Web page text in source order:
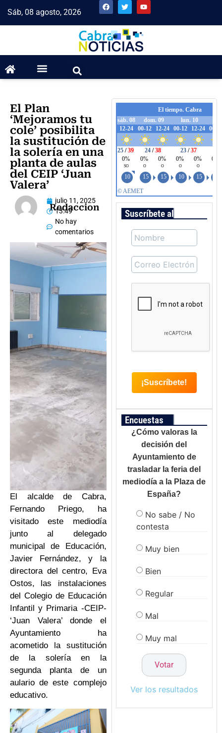
Sáb, 08 agosto, 2026
El Plan
‘Mejoramos tu
cole’ posibilita
la sustitución de
la solería en una
planta de aulas
del CEIP ‘Juan
Valera’
Redaccion
julio 11, 2025
13:49
No hay
comentarios
El alcalde de Cabra,
Fernando Priego, ha
visitado este mediodía
junto al delegado
municipal de Educación,
Javier Fernández, y la
directora del centro, Eva
Ostos, las instalaciones
del Colegio de Educación
Infantil y Primaria -CEIP-
‘Juan Valera’ donde el
Ayuntamiento ha
acometido la sustitución
de la solería en la
segunda planta de un
aulario de este complejo
educativo.
Suscríbete al boletín
Encuestas
¿Cómo valoras la
decisión del
Ayuntamiento de
trasladar la feria del
mediodía a la Plaza de
España?
No sabe / No
contesta
Muy bien
Bien
Regular
Mal
Muy mal
Ver los resultados